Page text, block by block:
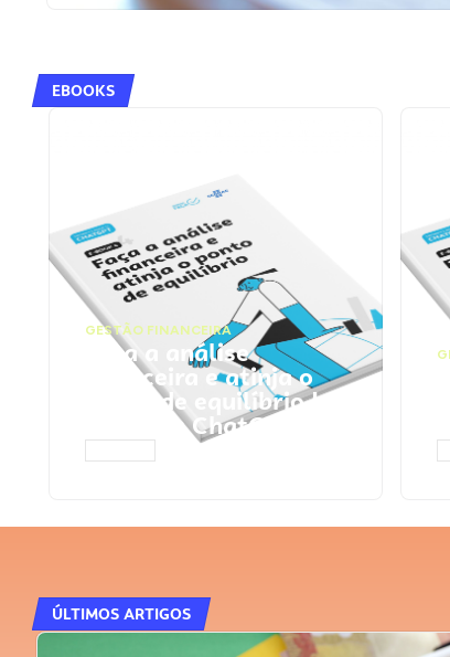
EBOOKS
GESTÃO FINANCEIRA
Faça a análise
financeira e atinja o
ponto de equilíbrio |
Prompts ChatGPT
ÚLTIMOS ARTIGOS